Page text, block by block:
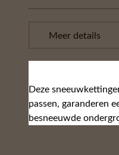
Deze
passen, garanderen
besneeuwde